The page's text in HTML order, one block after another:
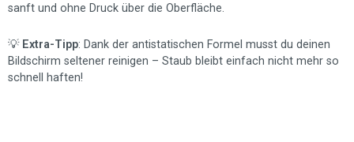
sanft und ohne Druck über die Oberfläche.
💡 Extra-Tipp: Dank der antistatischen Formel musst du deinen
Bildschirm seltener reinigen – Staub bleibt einfach nicht mehr so
schnell haften!